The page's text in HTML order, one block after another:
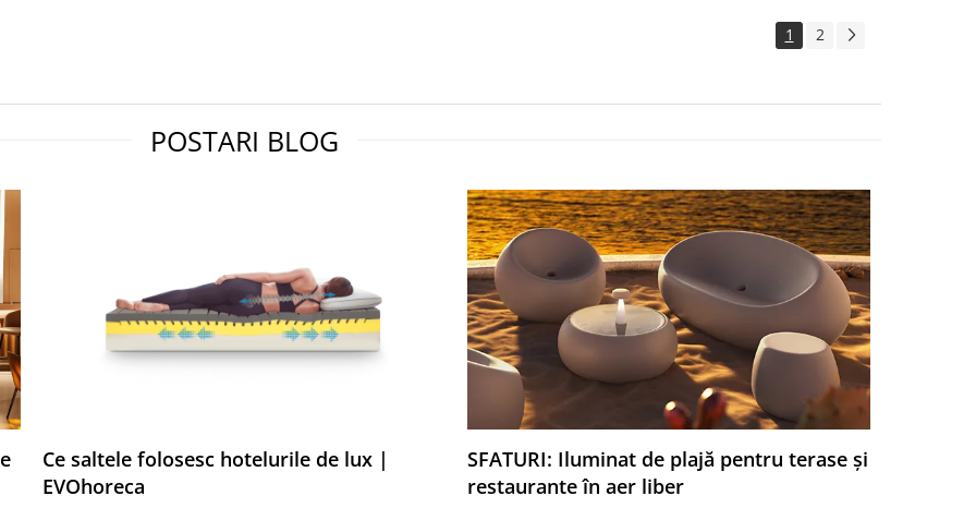
1 2
POSTARI BLOG
Ce saltele folosesc hotelurile de lux |
EVOhoreca
SFATURI: Iluminat de plajă pentru terase și
restaurante în aer liber